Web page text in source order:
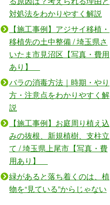
対処法をわかりやすく解説
【施工事例】アジサイ移植・
移植先の土中整備 / 埼玉県さ
いたま市見沼区【写真・費用
あり】
バラの消毒方法｜時期・やり
方・注意点をわかりやすく解
説
【施工事例】お庭周り植え込
みの抜根、新規植樹、支柱立
て / 埼玉県上尾市【写真・費
用あり】
緑があると落ち着くのは、植
物を“見ている”からじゃない